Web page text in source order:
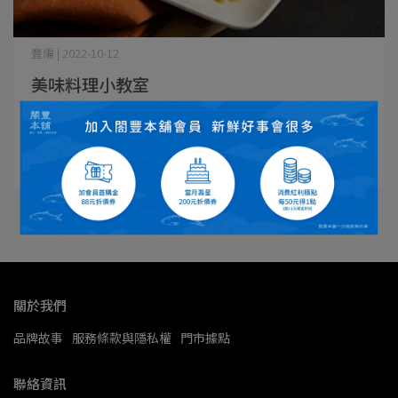
美味料理小教室
豐編 | 2022-10-12
美味料理小教室 懶人下班救星：快速料理秘訣 每天忙碌
工作⋯
閱讀更多 ->
關於我們
品牌故事 服務條款與隱私權 門市據點
聯絡資訊